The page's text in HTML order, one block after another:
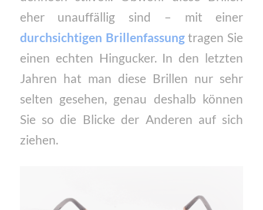
eher unauffällig sind – mit einer
durchsichtigen Brillenfassungtragen Sie
einen echten Hingucker. In den letzten
Jahren hat man diese Brillen nur sehr
selten gesehen, genau deshalb können
Sie so die Blicke der Anderen auf sich
ziehen.